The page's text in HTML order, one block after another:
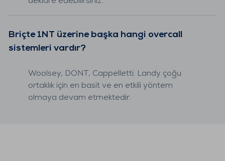
Briçte 1NT üzerine başka hangi overcall
sistemleri vardır?
Woolsey, DONT, Cappelletti. Landy çoğu
ortaklık için en basit ve en etkili yöntem
olmaya devam etmektedir.